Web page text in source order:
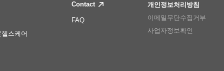
스케어
Contact
FAQ
개인정보처리방침
이메일무단수집거부
사업자정보확인